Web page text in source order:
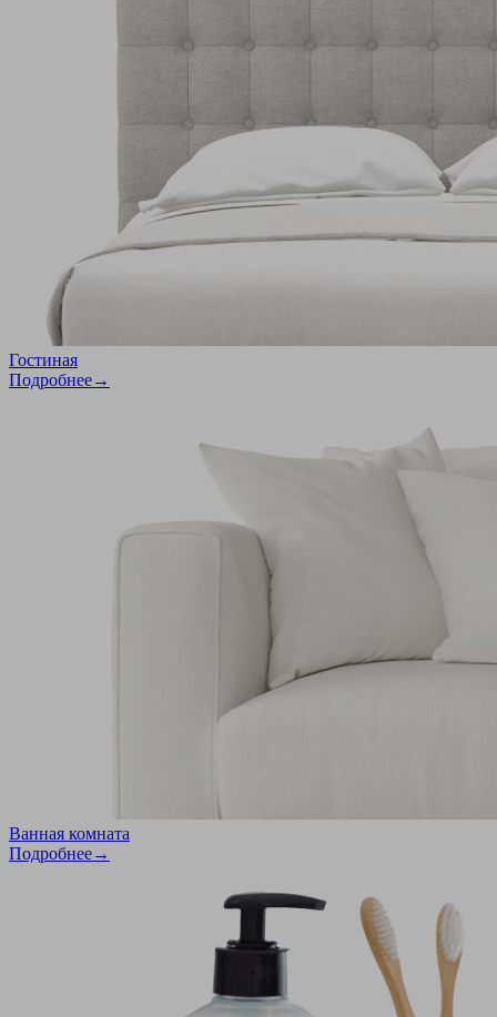
Гостиная
Подробнее→
Ванная комната
Подробнее→